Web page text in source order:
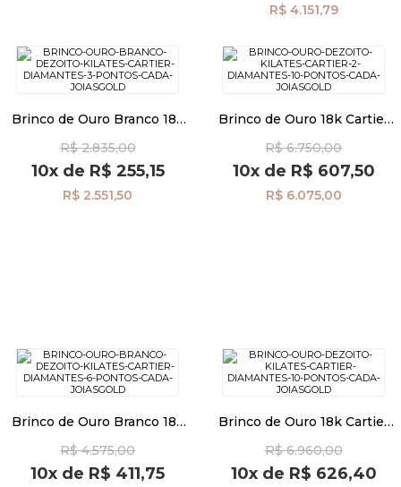
R$ 4.151,79
Brinco de Ouro Branco 18k
Pontos cada br27898
R$ 2.835,00
10xde R$ 255,15
R$ 2.551,50
Brinco de Ouro 18k Cartier
Pontos cada br27867
R$ 6.750,00
10xde R$ 607,50
R$ 6.075,00
Brinco de Ouro Branco 18k
Pontos cada br27866
R$ 4.575,00
10x de R$ 411,75
Brinco de Ouro 18k Cartier
Cada br27117
R$ 6.960,00
10xde R$ 626,40